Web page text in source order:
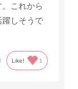
これから
躍しそうで
Like! 1